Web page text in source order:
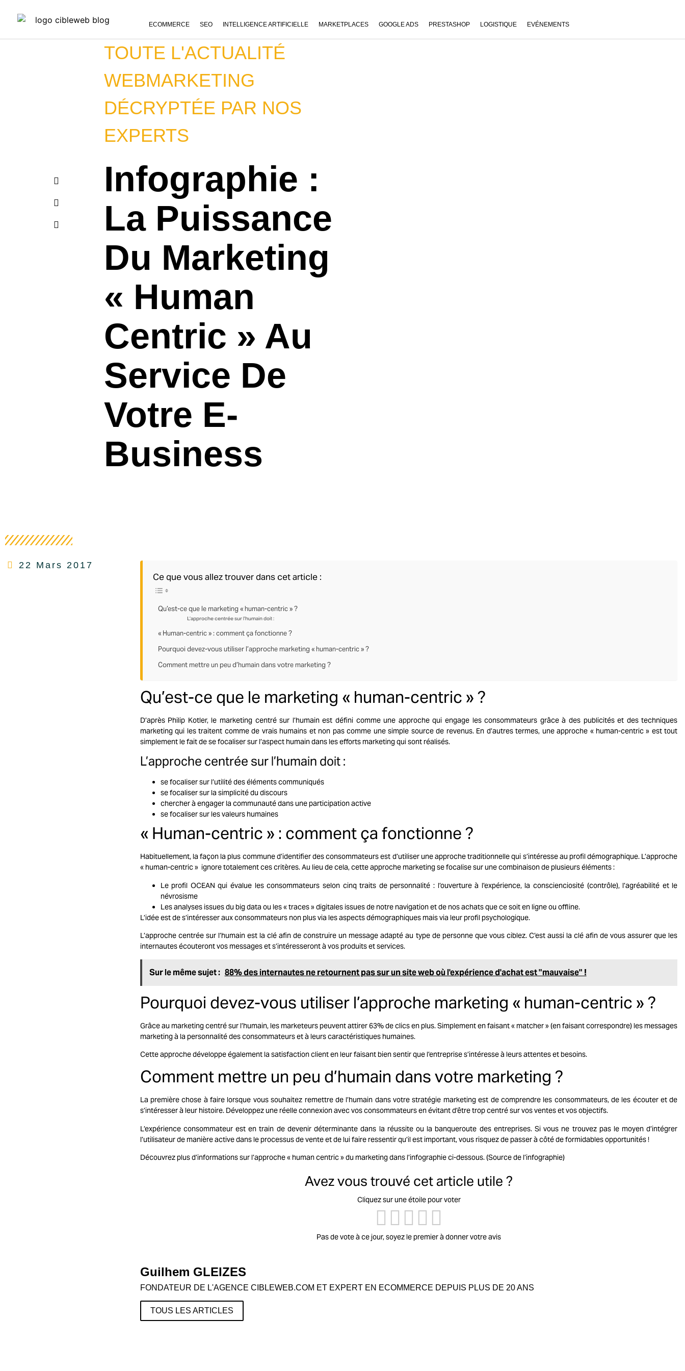
ECOMMERCE SEO INTELLIGENCE ARTIFICIELLE MARKETPLACES GOOGLE ADS PRESTASHOP LOGISTIQUE EVÉNEMENTS
TOUTE L'ACTUALITÉ
WEBMARKETING
DÉCRYPTÉE PAR NOS
EXPERTS
Infographie :
La Puissance
Du Marketing
« Human
Centric » Au
Service De
Votre E-
Business
22 Mars 2017
Ce que vous allez trouver dans cet article :
Qu’est-ce que le marketing « human-centric » ?
L’approche centrée sur l’humain doit :
« Human-centric » : comment ça fonctionne ?
Pourquoi devez-vous utiliser l’approche marketing « human-centric » ?
Comment mettre un peu d’humain dans votre marketing ?
Qu’est-ce que le marketing « human-centric » ?
D’après Philip Kotler, le marketing centré sur l’humain est défini comme une approche qui engage les consommateurs grâce à des publicités et des techniques
marketing qui les traitent comme de vrais humains et non pas comme une simple source de revenus. En d’autres termes, une approche « human-centric » est tout
simplement le fait de se focaliser sur l’aspect humain dans les efforts marketing qui sont réalisés.
L’approche centrée sur l’humain doit :
se focaliser sur l’utilité des éléments communiqués
se focaliser sur la simplicité du discours
chercher à engager la communauté dans une participation active
se focaliser sur les valeurs humaines
« Human-centric » : comment ça fonctionne ?
Habituellement, la façon la plus commune d’identifier des consommateurs est d’utiliser une approche traditionnelle qui s’intéresse au profil démographique. L’approche
« human-centric » ignore totalement ces critères. Au lieu de cela, cette approche marketing se focalise sur une combinaison de plusieurs éléments :
Le profil OCEAN qui évalue les consommateurs selon cinq traits de personnalité : l’ouverture à l’expérience, la conscienciosité (contrôle), l’agréabilité et le
névrosisme
Les analyses issues du big data ou les « traces » digitales issues de notre navigation et de nos achats que ce soit en ligne ou offline.
L’idée est de s’intéresser aux consommateurs non plus via les aspects démographiques mais via leur profil psychologique.
L’approche centrée sur l’humain est la clé afin de construire un message adapté au type de personne que vous ciblez. C’est aussi la clé afin de vous assurer que les
internautes écouteront vos messages et s’intéresseront à vos produits et services.
Sur le même sujet : 88% des internautes ne retournent pas sur un site web où l'expérience d'achat est "mauvaise" !
Pourquoi devez-vous utiliser l’approche marketing « human-centric » ?
Grâce au marketing centré sur l’humain, les marketeurs peuvent attirer 63% de clics en plus. Simplement en faisant « matcher » (en faisant correspondre) les messages
marketing à la personnalité des consommateurs et à leurs caractéristiques humaines.
Cette approche développe également la satisfaction client en leur faisant bien sentir que l’entreprise s’intéresse à leurs attentes et besoins.
Comment mettre un peu d’humain dans votre marketing ?
La première chose à faire lorsque vous souhaitez remettre de l’humain dans votre stratégie marketing est de comprendre les consommateurs, de les écouter et de
s’intéresser à leur histoire. Développez une réelle connexion avec vos consommateurs en évitant d’être trop centré sur vos ventes et vos objectifs.
L’expérience consommateur est en train de devenir déterminante dans la réussite ou la banqueroute des entreprises. Si vous ne trouvez pas le moyen d’intégrer
l’utilisateur de manière active dans le processus de vente et de lui faire ressentir qu’il est important, vous risquez de passer à côté de formidables opportunités !
Découvrez plus d’informations sur l’approche « human centric » du marketing dans l’infographie ci-dessous. (Source de l’infographie)
Avez vous trouvé cet article utile ?
Cliquez sur une étoile pour voter
Pas de vote à ce jour, soyez le premier à donner votre avis
Guilhem GLEIZES
FONDATEUR DE L'AGENCE CIBLEWEB.COM ET EXPERT EN ECOMMERCE DEPUIS PLUS DE 20 ANS
TOUS LES ARTICLES